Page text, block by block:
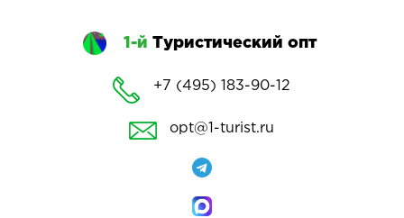
1-й Туристический опт
+7 (495) 183-90-12
opt@1-turist.ru